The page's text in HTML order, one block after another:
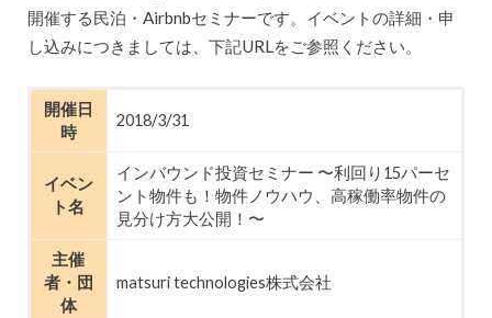
開催する民泊・Airbnbセミナーです。イベントの詳細・申
し込みにつきましては、下記URLをご参照ください。
開催日
時
2018/3/31
イベン
ト名
インバウンド投資セミナー 〜利回り15パーセ
ント物件も！物件ノウハウ、高稼働率物件の
見分け方大公開！〜
主催
者・団
体
matsuri technologies株式会社